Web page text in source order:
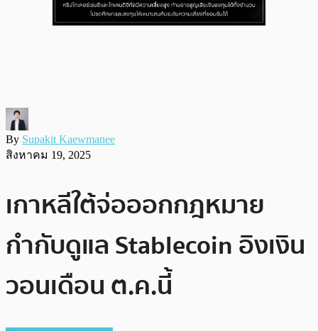
By Supakit Kaewmanee
สิงหาคม 19, 2025
เกาหลีใต้จ่อออกกฎหมาย
กำกับดูแล Stablecoin อิงเงิน
วอนเดือน ต.ค.นี้